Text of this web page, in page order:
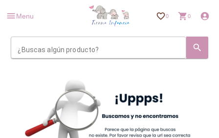
Menu 0 0
¿Buscas algún producto?